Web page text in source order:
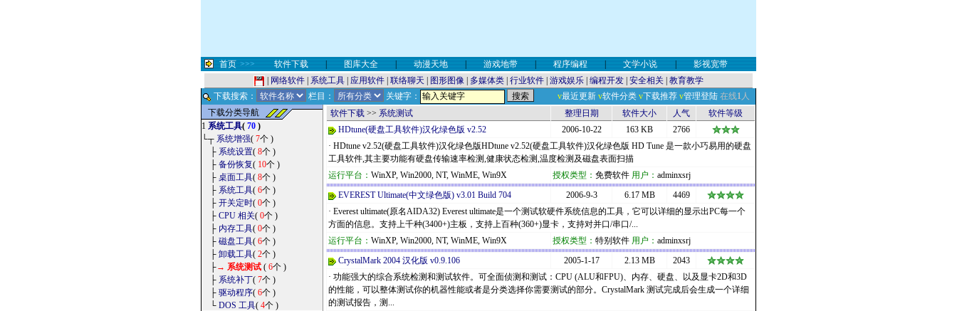
首页 >>> 软件下载 | 图库大全 | 动漫天地 | 游戏地带 | 程序编程 | 文学小说 |
影视宽带
网络软件 系统工具 应用软件 联络聊天 图形图像 多媒体类 行业软件 游戏娱乐 编程开发 安全相关 教育教学
下载搜索：
栏目： 关键字： v最近更新 v软件分类 v下载推荐 v管理登陆 在线1人
下载分类导航
1 系统工具( 70 )
└┬ 系统增强( 7个 )
├ 系统设置( 8个 )
├ 备份恢复( 10个 )
├ 桌面工具( 8个 )
├ 系统工具( 6个 )
├ 开关定时( 0个 )
├ CPU 相关( 0个 )
├ 内存工具( 0个 )
├ 磁盘工具( 6个 )
├ 卸载工具( 2个 )
├→ 系统测试 ( 6个 )
├ 系统补丁( 7个 )
├ 驱动程序( 6个 )
└ DOS 工具( 4个 )
软件下载 >> 系统测试 整理日期 软件大小 人气
软件等级
HDtune(硬盘工具软件)汉化绿色版 v2.52
2006-10-22 163 KB
2766
· HDtune v2.52(硬盘工具软件)汉化绿色版HDtune v2.52(硬盘工具软件)汉化绿色版 HD Tune 是一款小巧易用的硬盘
工具软件,其主要功能有硬盘传输速率检测,健康状态检测,温度检测及磁盘表面扫描
运行平台： WinXP, Win2000, NT, WinME, Win9X 授权类型： 免费软件 用户： adminxsrj
EVEREST Ultimate(中文绿色版) v3.01 Build 704
2006-9-3 6.17 MB
4469
· Everest ultimate(原名AIDA32) Everest ultimate是一个测试软硬件系统信息的工具，它可以详细的显示出PC每一个
方面的信息。支持上千种(3400+)主板，支持上百种(360+)显卡，支持对并口/串口/...
运行平台： WinXP, Win2000, NT, WinME, Win9X 授权类型： 特别软件 用户： adminxsrj
CrystalMark 2004 汉化版 v0.9.106
2005-1-17 2.13 MB
2043
· 功能强大的综合系统检测和测试软件。可全面侦测和测试：CPU (ALU和FPU)、内存、硬盘、以及显卡2D和3D
的性能，可以整体测试你的机器性能或者是分类选择你需要测试的部分。CrystalMark 测试完成后会生成一个详细
的测试报告，测...